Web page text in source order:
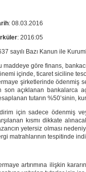
: 08.03.2016
: 2016:05
sayılı Bazı Kanun ile
maddeye göre finans,
içinde, ticaret siciline
şirketlerinde ödenmiş
son açıklanan bankalarca
tutarın %50’sinin,
için sadece ödenmiş
kısmı dikkate
yetersiz olması
matrahlarının tespitinde
artırımına ilişkin